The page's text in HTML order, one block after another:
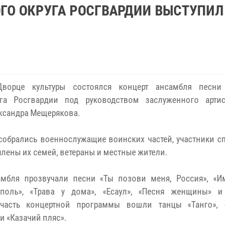
ОКРУГА РОСГВАРДИИ
культуры состоялся концерт ансамбля
Росгвардии под руководством заслуженного
Мещерякова.
военнослужащие воинских частей, участники
их семей, ветераны и местные жители.
прозвучали песни «Ты позови меня, Россия»,
«Трава у дома», «Есаул», «Песня женщины»
концертной программы вошли танцы «Танго»,
«Казачий пляс».